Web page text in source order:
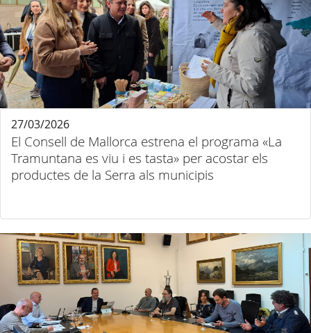
El Consell de Mallorca estrena el programa «La
Tramuntana es viu i es tasta» per acostar els
productes de la Serra als municipis
27/03/2026